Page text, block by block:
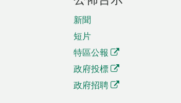
新聞
短片
特區公報
政府投標
政府招聘